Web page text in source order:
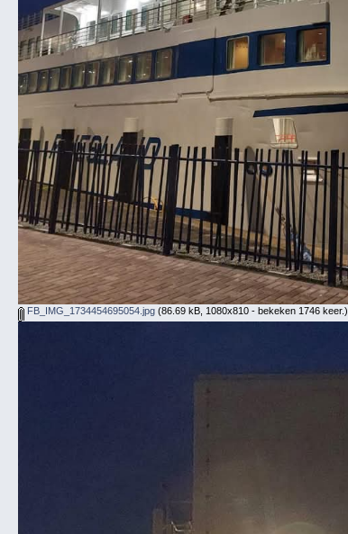
FB_IMG_1734454695054.jpg (86.69 kB, 1080x810 - bekeken 1746 keer.)